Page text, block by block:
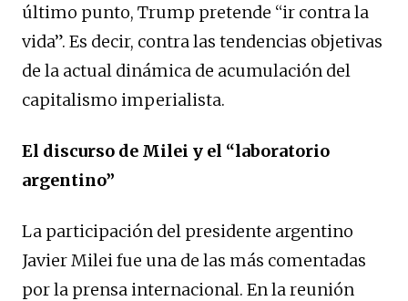
último punto, Trump pretende “ir contra la
vida”. Es decir, contra las tendencias objetivas
de la actual dinámica de acumulación del
capitalismo imperialista.
El discurso de Milei y el “laboratorio
argentino”
La participación del presidente argentino
Javier Milei fue una de las más comentadas
por la prensa internacional. En la reunión